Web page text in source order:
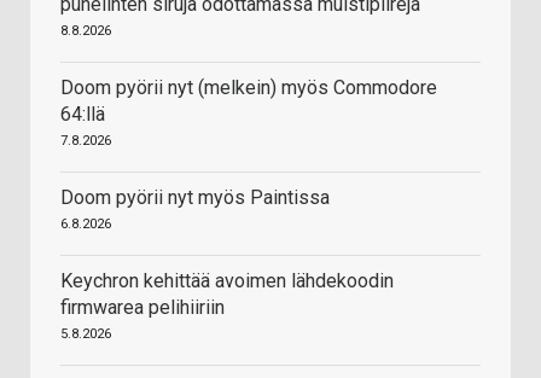
8.8.2026
Doom pyörii nyt (melkein) myös Commodore
64:llä
7.8.2026
Doom pyörii nyt myös Paintissa
6.8.2026
Keychron kehittää avoimen lähdekoodin
firmwarea pelihiiriin
5.8.2026